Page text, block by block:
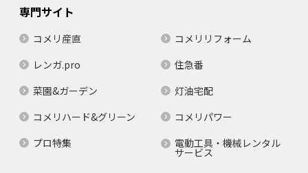
専門サイト
コメリ産直
コメリリフォーム
レンガ.pro
住急番
菜園&ガーデン
灯油宅配
コメリハード&グリーン
コメリパワー
プロ特集
電動工具・機械レンタル
サービス